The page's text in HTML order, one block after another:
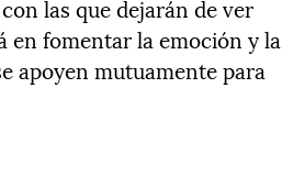
las que dejarán de ver
en fomentar la emoción y la
apoyen mutuamente para